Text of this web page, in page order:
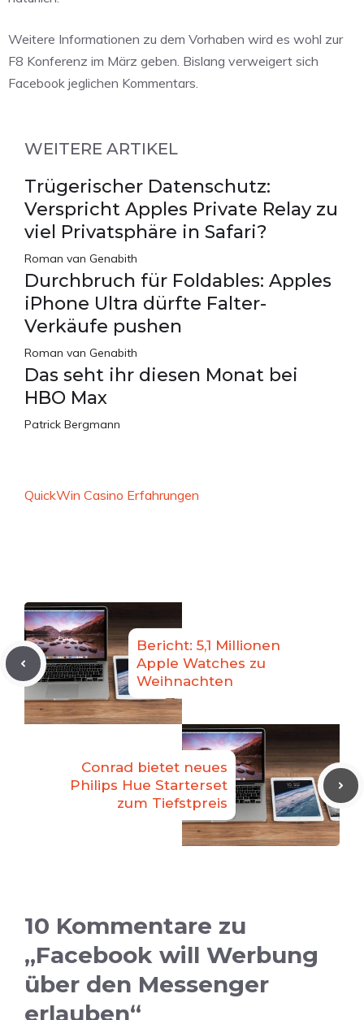
Weitere Informationen zu dem Vorhaben wird es wohl zur
F8 Konferenz im März geben. Bislang verweigert sich
Facebook jeglichen Kommentars.
WEITERE ARTIKEL
Trügerischer Datenschutz:
Verspricht Apples Private Relay zu
viel Privatsphäre in Safari?
Roman van Genabith
Durchbruch für Foldables: Apples
iPhone Ultra dürfte Falter-
Verkäufe pushen
Roman van Genabith
Das seht ihr diesen Monat bei
HBO Max
Patrick Bergmann
QuickWin Casino Erfahrungen
Bericht: 5,1 Millionen
Apple Watches zu
Weihnachten
Conrad bietet neues
Philips Hue Starterset
zum Tiefstpreis
10 Kommentare zu
„Facebook will Werbung
über den Messenger
erlauben“